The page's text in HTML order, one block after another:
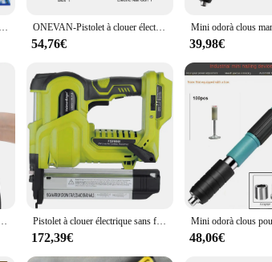
with a range of cloueuse heads, enabling you to
for longer periods without compromising on
or a homeowner, this cloueuse is your partner in every
Pistolet à clous en acier, outil de fixation murale, cloueuse à béton, odorà clouer pneumatique, odorde tir à clous à faible bruit ONEVAN-Pistolet à clouer électrique sans balais, cloueur électronique sans fil, batterie au lithium, outil électrique de clouage pour Makita 18V, F30G, 30mm
54,76€ 39,98€
F30, cadre en bois, menuiserie, travail de calcul, construction, outils électriques Pistolet à clouer électrique sans fil, 18V, 2 en 1, 200 pièces, 32mm, 50mm, compatible avec la batterie Makita
172,39€ 48,06€